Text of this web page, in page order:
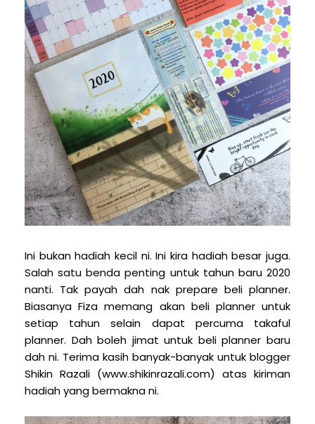
Ini bukan hadiah kecil ni. Ini kira hadiah besar juga.
Salah satu benda penting untuk tahun baru 2020
nanti. Tak payah dah nak prepare beli planner.
Biasanya Fiza memang akan beli planner untuk
setiap tahun selain dapat percuma takaful
planner. Dah boleh jimat untuk beli planner baru
dah ni. Terima kasih banyak-banyak untuk blogger
Shikin Razali (www.shikinrazali.com) atas kiriman
hadiah yang bermakna ni.